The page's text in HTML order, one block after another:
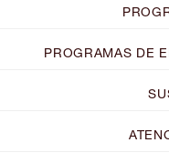
PROGRAMAS DE